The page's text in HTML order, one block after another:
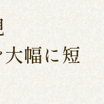
幅に短